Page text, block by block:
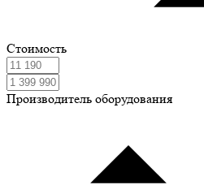
Стоимость
Производитель оборудования